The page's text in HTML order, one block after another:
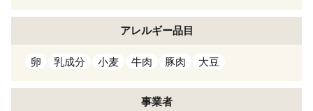
アレルギー品目
卵 乳成分 小麦 牛肉 豚肉 大豆
事業者